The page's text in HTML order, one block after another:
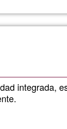
integrada,